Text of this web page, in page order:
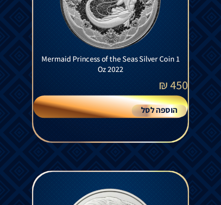
Mermaid Princess of the Seas Silver Coin 1
Oz 2022
450
₪
הוספה לסל